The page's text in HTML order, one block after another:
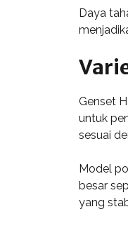
Daya
Genset
untuk
sesuai
Model
besar
yang